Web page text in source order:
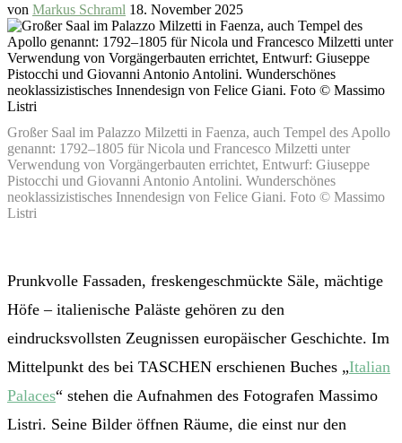
von Markus Schraml 18. November 2025
Großer Saal im Palazzo Milzetti in Faenza, auch Tempel des Apollo
genannt: 1792–1805 für Nicola und Francesco Milzetti unter
Verwendung von Vorgängerbauten errichtet, Entwurf: Giuseppe
Pistocchi und Giovanni Antonio Antolini. Wunderschönes
neoklassizistisches Innendesign von Felice Giani. Foto © Massimo
Listri
Prunkvolle Fassaden, freskengeschmückte Säle, mächtige
Höfe – italienische Paläste gehören zu den
eindrucksvollsten Zeugnissen europäischer Geschichte. Im
Mittelpunkt des bei TASCHEN erschienen Buches „Italian
Palaces“ stehen die Aufnahmen des Fotografen Massimo
Listri. Seine Bilder öffnen Räume, die einst nur den